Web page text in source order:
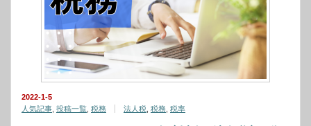
2022-1-5
人気記事 投稿一覧 税務 法人税 税務 税率